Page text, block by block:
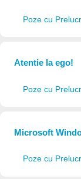
Poze cu
Atentie la ego!
Poze cu
Microsoft
Poze cu